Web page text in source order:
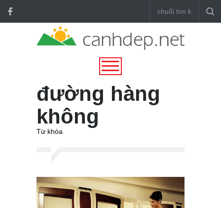
đường hàng
không
Từ khóa